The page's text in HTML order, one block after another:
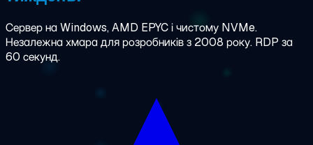
Сервер на Windows, AMD EPYC і чистому NVMe.
Незалежна хмара для розробників з 2008 року. RDP за
60 секунд.